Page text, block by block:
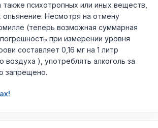
также психотропных или иных веществ,
Несмотря на отмену
(теперь возможная суммарная
при измерении уровня
составляет 0,16 мг на 1 литр
воздуха ), употреблять алкоголь за
запрещено.